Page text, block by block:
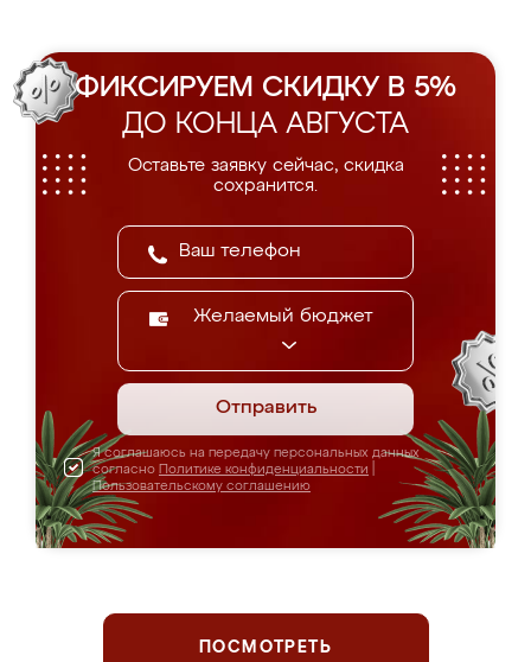
ФИКСИРУЕМ СКИДКУ В 5%
ДО КОНЦА АВГУСТА
Оставьте заявку сейчас, скидка
сохранится.
Желаемый бюджет
Отправить
Я соглашаюсь на передачу персональных данных
согласно Политике конфиденциальности
Пользовательскому соглашению
ПОСМОТРЕТЬ